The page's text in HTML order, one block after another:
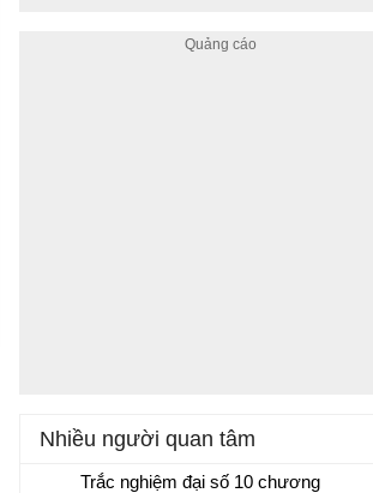
Nhiều người quan tâm
Trắc nghiệm đại số 10 chương